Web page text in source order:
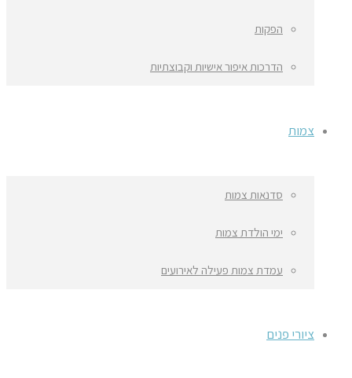
הפקות
הדרכות איפור אישיות וקבוצתיות
צמות
סדנאות צמות
ימי הולדת צמות
עמדת צמות פעילה לאירועים
ציורי פנים